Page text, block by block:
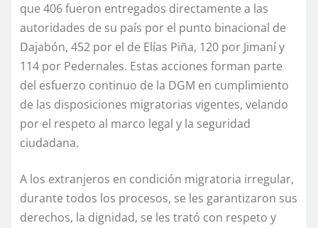
que 406 fueron entregados directamente a las
autoridades de su país por el punto binacional de
Dajabón, 452 por el de Elías Piña, 120 por Jimaní y
114 por Pedernales. Estas acciones forman parte
del esfuerzo continuo de la DGM en cumplimiento
de las disposiciones migratorias vigentes, velando
por el respeto al marco legal y la seguridad
ciudadana.
A los extranjeros en condición migratoria irregular,
durante todos los procesos, se les garantizaron sus
derechos, la dignidad, se les trató con respeto y